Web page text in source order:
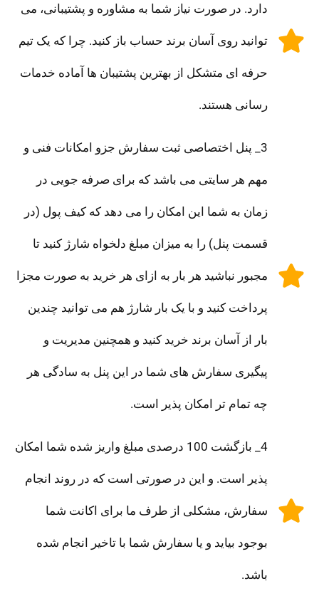
دارد. در صورت نیاز شما به مشاوره و پشتیبانی، می
توانید روی آسان برند حساب باز کنید. چرا که یک تیم
حرفه ای متشکل از بهترین پشتیبان ها آماده خدمات
رسانی هستند.
3_ پنل اختصاصی ثبت سفارش جزو امکانات فنی و
مهم هر سایتی می باشد که برای صرفه جویی در
زمان به شما این امکان را می دهد که کیف پول (در
قسمت پنل) را به میزان مبلغ دلخواه شارژ کنید تا
مجبور نباشید هر بار به ازای هر خرید به صورت مجزا
پرداخت کنید و با یک بار شارژ هم می توانید چندین
بار از آسان برند خرید کنید و همچنین مدیریت و
پیگیری سفارش های شما در این پنل به سادگی هر
چه تمام تر امکان پذیر است.
4_ بازگشت 100 درصدی مبلغ واریز شده شما امکان
پذیر است. و این در صورتی است که در روند انجام
سفارش، مشکلی از طرف ما برای اکانت شما
بوجود بیاید و یا سفارش شما با تاخیر انجام شده
باشد.